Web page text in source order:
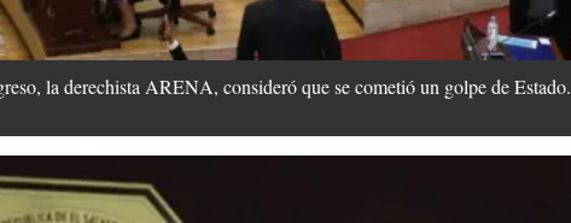
la derechista ARENA, consideró que se cometió un golpe de Estado.